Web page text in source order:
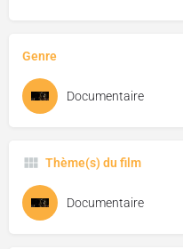
Genre
Documentaire
Thème(s) du film
Documentaire